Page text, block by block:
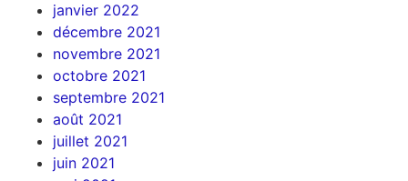
janvier 2022
décembre 2021
novembre 2021
octobre 2021
septembre 2021
août 2021
juillet 2021
juin 2021